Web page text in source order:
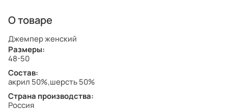
О товаре
Джемпер женский
Размеры:
48-50
Состав:
акрил 50%,шерсть 50%
Страна производства:
Россия